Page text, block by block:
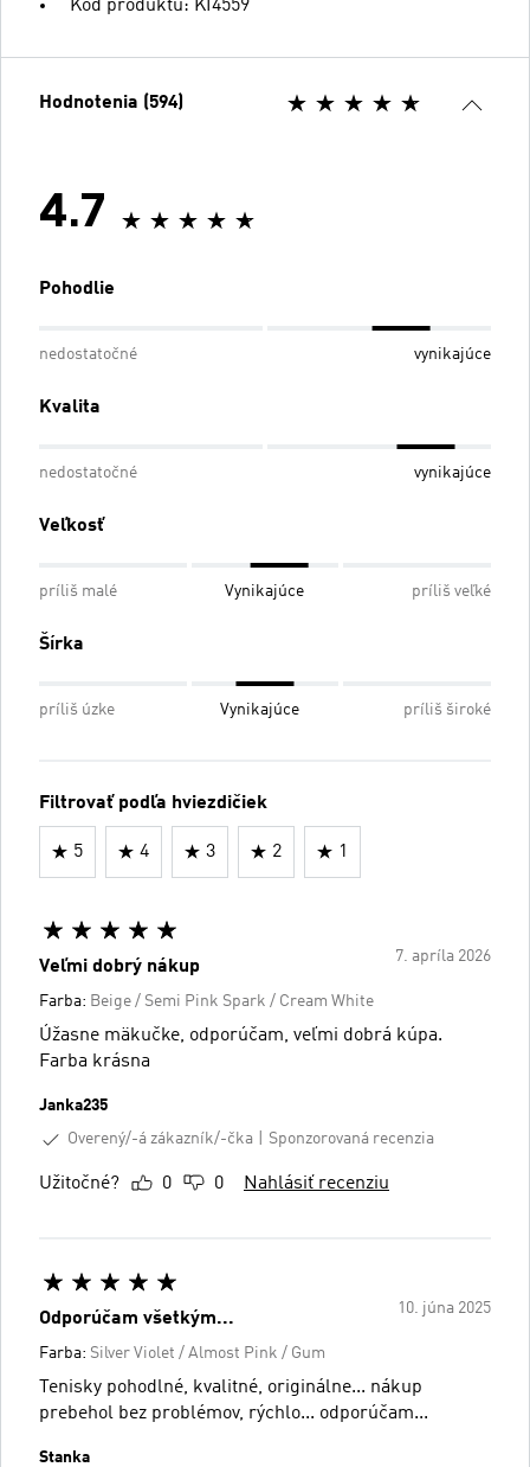
Kód produktu: KI4559
Hodnotenia (594)
4.7
Pohodlie
nedostatočné vynikajúce
Kvalita
nedostatočné vynikajúce
Veľkosť
príliš malé Vynikajúce príliš veľké
Šírka
príliš úzke Vynikajúce príliš široké
Filtrovať podľa hviezdičiek
5 4 3 2 1
7. apríla 2026
Veľmi dobrý nákup
Farba: Beige / Semi Pink Spark / Cream White
Úžasne mäkučke, odporúčam, veľmi dobrá kúpa.
Farba krásna
Janka235
Overený/-á zákazník/-čka
Sponzorovaná recenzia
Užitočné? 0 0 Nahlásiť recenziu
10. júna 2025
Odporúčam všetkým...
Farba: Silver Violet / Almost Pink / Gum
Tenisky pohodlné, kvalitné, originálne... nákup
prebehol bez problémov, rýchlo... odporúčam...
Stanka